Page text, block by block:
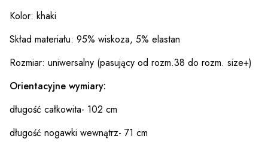
Kolor: khaki
Skład materiału: 95% wiskoza, 5% elastan
Rozmiar: uniwersalny (pasujący od rozm.38 do rozm. size+)
Orientacyjne wymiary:
długość całkowita- 102 cm
długość nogawki wewnątrz- 71 cm